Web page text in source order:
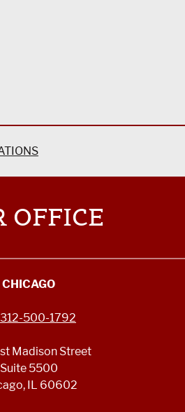
OFFICE
CHICAGO
312-500-1792
Madison Street
Suite 5500
IL 60602